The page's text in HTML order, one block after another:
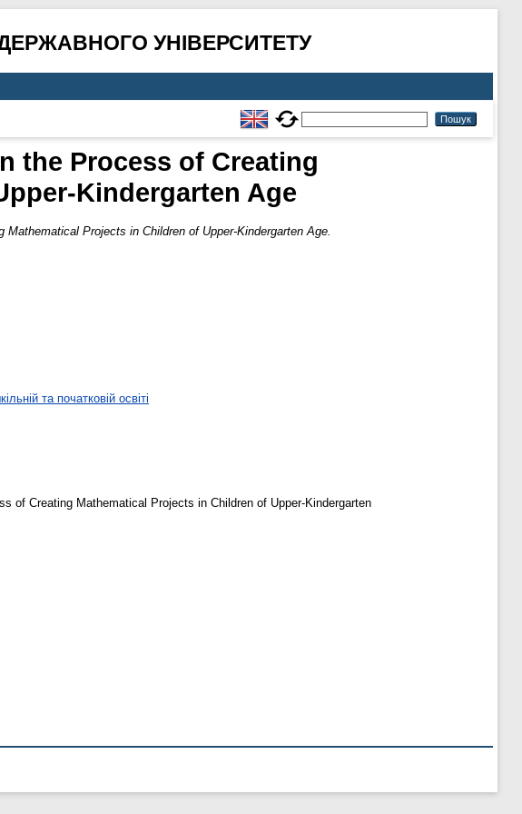
УНІВЕРСИТЕТУ
the Process of Creating
Kindergarten Age
Projects in Children of Upper-Kindergarten Age.
та початковій освіті
of Creating Mathematical Projects in Children of Upper-Kindergarten